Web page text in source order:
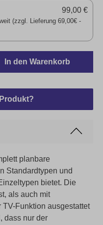
(zzgl. Lieferung 69,00€ -
99,00 €
In den Warenkorb
planbare
Standardtypen und
bietet. Die
als auch mit
Funktion ausgestattet
dass nur der